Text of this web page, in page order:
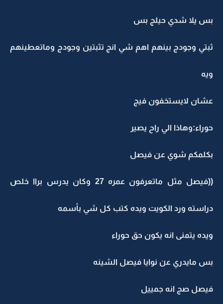
بس يلا شدي حيلج بس
ثبتي وجودج بينهم اهم شي انج تثبتين وجودج وماتعطينهم
ويه
عشان لايستخفون فيج
حوراء:وهاذا الي راح يصير
بكلمكم شوي عن فيصل
((فيصل مثل ماتعرفون عمره 27 وكان يدرس براا خلص
دراسته ورد الكويت ويده كتب كل شي بأسمه
ويده يتمنى انه يكون حق حوراء
بس مايدري عن نوايا فيصل الشينه
فيصل صج انه جمييل